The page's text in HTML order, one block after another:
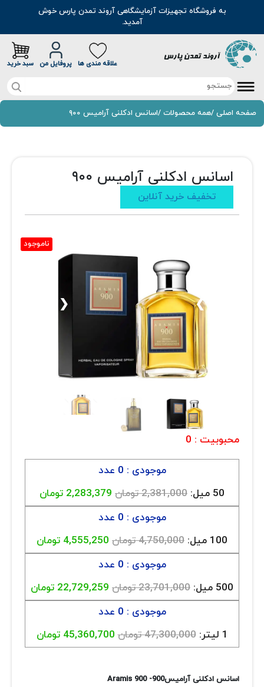
به فروشگاه تجهیزات آزمایشگاهی آروند تمدن پارس خوش
آمدید.
علاقه مندی ها پروفایل من سبد خرید
صفحه اصلی
موادشیمیایی
رنگ
روغن و عصاره
ظروف
ماسک و ضدعفونی کننده
شیشه آلات آزمایشگاهی و تجهیزات
تجهیزات آزمایشگاهی پلاستیکی
دستگاه های دیجیتال
محصولات آرایشی و بهداشتی
قهوه
همه محصولات
مطالب
سوالات متداول
ارتباط با ما
صفحه اصلی /همه محصولات /اسانس ادکلنی آرامیس ۹۰۰
اسانس ادکلنی آرامیس ۹۰۰
تخفیف خرید آنلاین
ناموجود
❮ ❯
محبوبیت : 0
موجودی : 0 عدد
50 میل:
2,381,000 تومان
2,283,379 تومان
موجودی : 0 عدد
100 میل:
4,750,000 تومان
4,555,250 تومان
موجودی : 0 عدد
500 میل:
23,701,000 تومان
22,729,259 تومان
موجودی : 0 عدد
1 لیتر:
47,300,000 تومان 45,360,700 تومان
اسانس ادکلنی آرامیس900- Aramis 900